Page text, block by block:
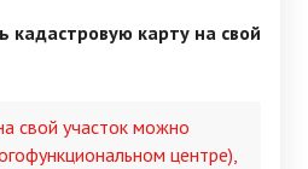
кадастровую карту на свой
свой участок можно
центре),